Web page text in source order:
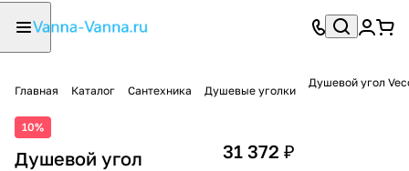
Главная Каталог Сантехника Душевые уголки
Душевой угол
10%
Душевой угол
31 372 ₽